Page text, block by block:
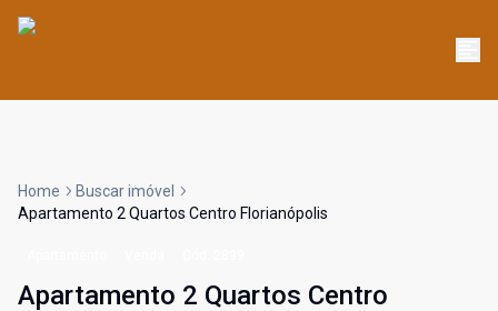
Home
Buscar imóvel
Apartamento 2 Quartos Centro Florianópolis
Apartamento 2 Quartos Centro